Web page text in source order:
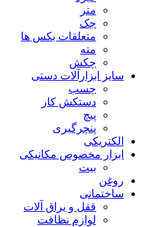
متر
جک
متعلقات بکس ها
مته
چکش
سایز ابزارآلات دستی
چسب
دستکش کار
پیچ
پنچرگیری
الکتریکی
ابزار مخصوص مکانیکی
بیت
روغن
ساختمانی
قفل و یراق آلات
لوازم نظافت